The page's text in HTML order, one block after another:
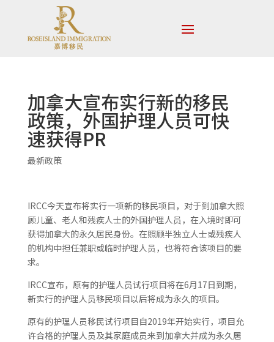
加拿大宣布实行新的移民
政策，外国护理人员可快
速获得PR
最新政策
IRCC今天宣布将实行一项新的移民项目，对于到加拿大照
顾儿童、老人和残疾人士的外国护理人员，在入境时即可
获得加拿大的永久居民身份。在照顾半独立人士或残疾人
的机构中担任兼职或临时护理人员，也将符合该项目的要
求。
IRCC宣布，原有的护理人员试行项目将在6月17日到期，
新实行的护理人员移民项目以后将成为永久的项目。
原有的护理人员移民试行项目自2019年开始实行，项目允
许合格的护理人员及其家庭成员来到加拿大并成为永久居